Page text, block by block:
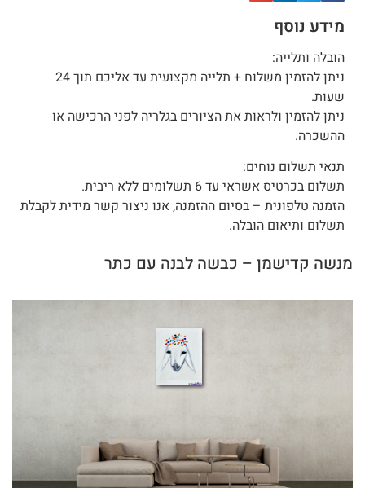
מידע נוסף
הובלה ותלייה:
ניתן להזמין משלוח + תלייה מקצועית עד אליכם תוך 24
שעות.
ניתן להזמין ולראות את הציורים בגלריה לפני הרכישה או
ההשכרה.
תנאי תשלום נוחים:
תשלום בכרטיס אשראי עד 6 תשלומים ללא ריבית.
הזמנה טלפונית – בסיום ההזמנה, אנו ניצור קשר מידית לקבלת
תשלום ותיאום הובלה.
מנשה קדישמן – כבשה לבנה עם כתר